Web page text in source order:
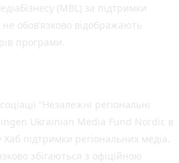
(MBL) за підтримки
не обов’язково відображають
програми.
“Незалежні регіональні
Ukrainian Media Fund Nordic в
Хаб підтримки регіональних медіа.
збігаються з офіційною